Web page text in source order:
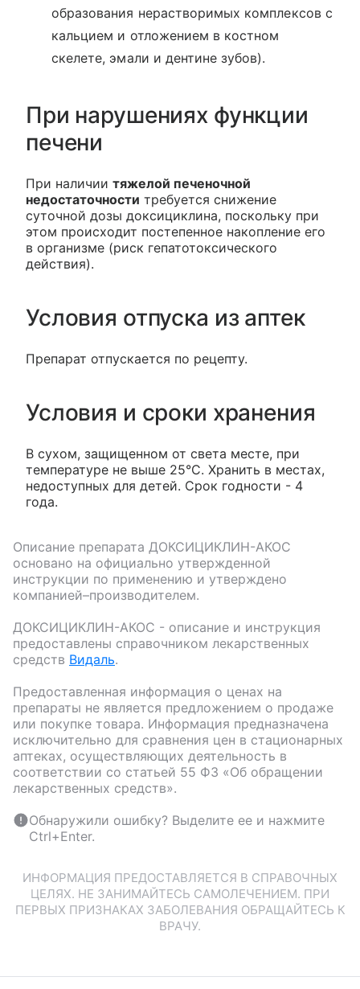
образования нерастворимых комплексов с
кальцием и отложением в костном
скелете, эмали и дентине зубов).
При нарушениях функции
печени
При наличии тяжелой печеночной
недостаточности требуется снижение
суточной дозы доксициклина, поскольку при
этом происходит постепенное накопление его
в организме (риск гепатотоксического
действия).
Условия отпуска из аптек
Препарат отпускается по рецепту.
Условия и сроки хранения
В сухом, защищенном от света месте, при
температуре не выше 25°С. Хранить в местах,
недоступных для детей. Срок годности - 4
года.
Описание препарата ДОКСИЦИКЛИН-АКОС
основано на официально утвержденной
инструкции по применению и утверждено
компанией–производителем.
ДОКСИЦИКЛИН-АКОС - описание и инструкция
предоставлены справочником лекарственных
средств Видаль.
Предоставленная информация о ценах на
препараты не является предложением о продаже
или покупке товара. Информация предназначена
исключительно для сравнения цен в стационарных
аптеках, осуществляющих деятельность в
соответствии со статьей 55 ФЗ «Об обращении
лекарственных средств».
Обнаружили ошибку? Выделите ее и нажмите
Ctrl+Enter.
ИНФОРМАЦИЯ ПРЕДОСТАВЛЯЕТСЯ В СПРАВОЧНЫХ
ЦЕЛЯХ. НЕ ЗАНИМАЙТЕСЬ САМОЛЕЧЕНИЕМ. ПРИ
ПЕРВЫХ ПРИЗНАКАХ ЗАБОЛЕВАНИЯ ОБРАЩАЙТЕСЬ К
ВРАЧУ.